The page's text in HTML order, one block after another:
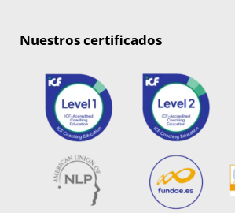
Nuestros certificados